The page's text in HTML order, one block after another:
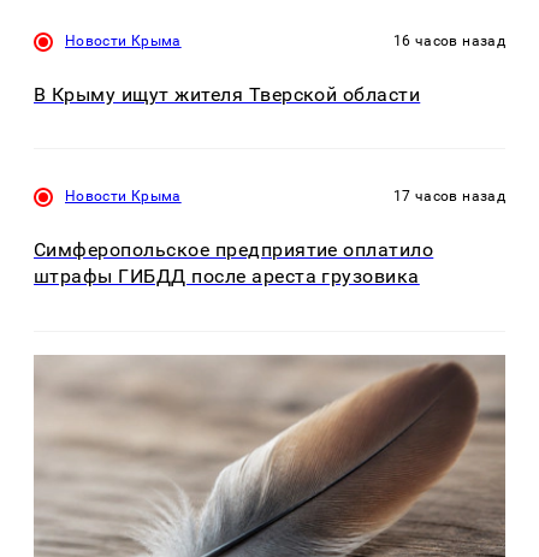
Новости Крыма 16 часов назад
В Крыму ищут жителя Тверской области
Новости Крыма 17 часов назад
Симферопольское предприятие оплатило
штрафы ГИБДД после ареста грузовика